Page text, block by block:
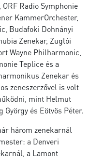
Radio Symphonie
KammerOrchester,
Budafoki Dohnányi
Zenekar, Zuglói
Wayne Philharmonic,
Teplice és a
Zenekar és
zeneszerzővel is volt
mint Helmut
és Eötvös Péter.
három zenekarnál
a Denveri
a Lamont